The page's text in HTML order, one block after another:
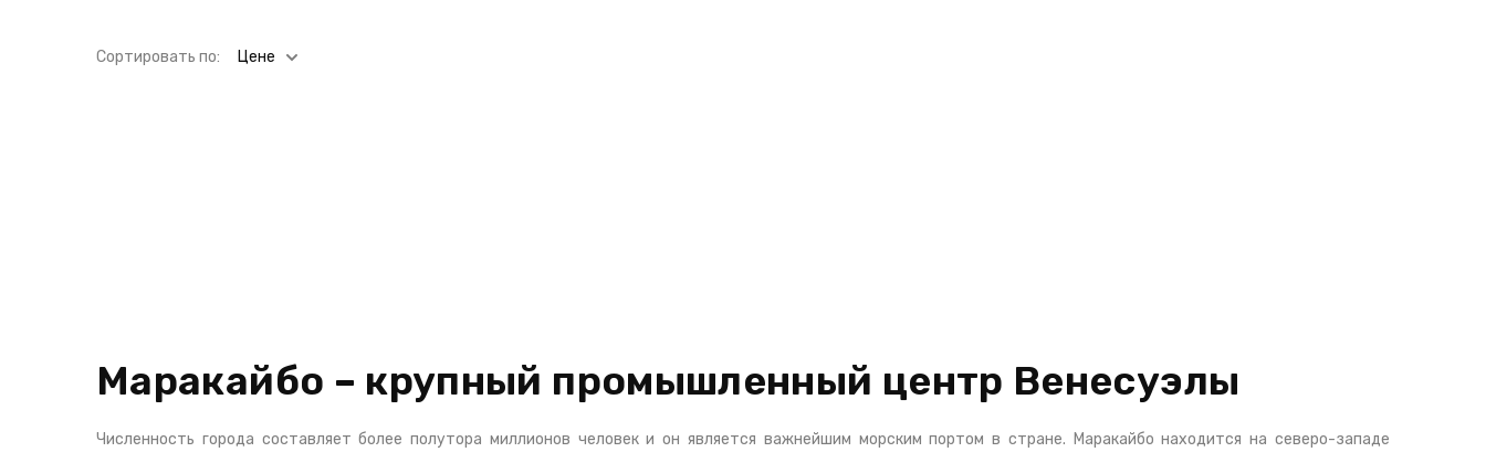
Cортировать по: Цене
Маракайбо – крупный промышленный центр Венесуэлы
Численность города составляет более полутора миллионов человек и он является важнейшим морским портом в стране. Маракайбо находится на северо-западе